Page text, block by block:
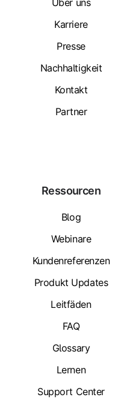
Über uns
Karriere
Presse
Nachhaltigkeit
Kontakt
Partner
Ressourcen
Blog
Webinare
Kundenreferenzen
Produkt Updates
Leitfäden
FAQ
Glossary
Lernen
Support Center